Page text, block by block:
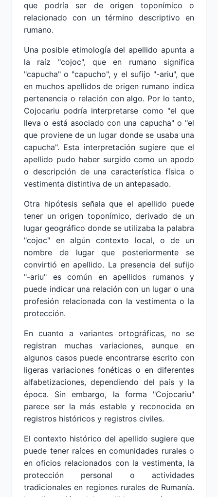
que podría ser de origen toponímico o
relacionado con un término descriptivo en
rumano.
Una posible etimología del apellido apunta a
la raíz "cojoc", que en rumano significa
"capucha" o "capucho", y el sufijo "-ariu", que
en muchos apellidos de origen rumano indica
pertenencia o relación con algo. Por lo tanto,
Cojocariu podría interpretarse como "el que
lleva o está asociado con una capucha" o "el
que proviene de un lugar donde se usaba una
capucha". Esta interpretación sugiere que el
apellido pudo haber surgido como un apodo
o descripción de una característica física o
vestimenta distintiva de un antepasado.
Otra hipótesis señala que el apellido puede
tener un origen toponímico, derivado de un
lugar geográfico donde se utilizaba la palabra
"cojoc" en algún contexto local, o de un
nombre de lugar que posteriormente se
convirtió en apellido. La presencia del sufijo
"-ariu" es común en apellidos rumanos y
puede indicar una relación con un lugar o una
profesión relacionada con la vestimenta o la
protección.
En cuanto a variantes ortográficas, no se
registran muchas variaciones, aunque en
algunos casos puede encontrarse escrito con
ligeras variaciones fonéticas o en diferentes
alfabetizaciones, dependiendo del país y la
época. Sin embargo, la forma "Cojocariu"
parece ser la más estable y reconocida en
registros históricos y registros civiles.
El contexto histórico del apellido sugiere que
puede tener raíces en comunidades rurales o
en oficios relacionados con la vestimenta, la
protección personal o actividades
tradicionales en regiones rurales de Rumanía.